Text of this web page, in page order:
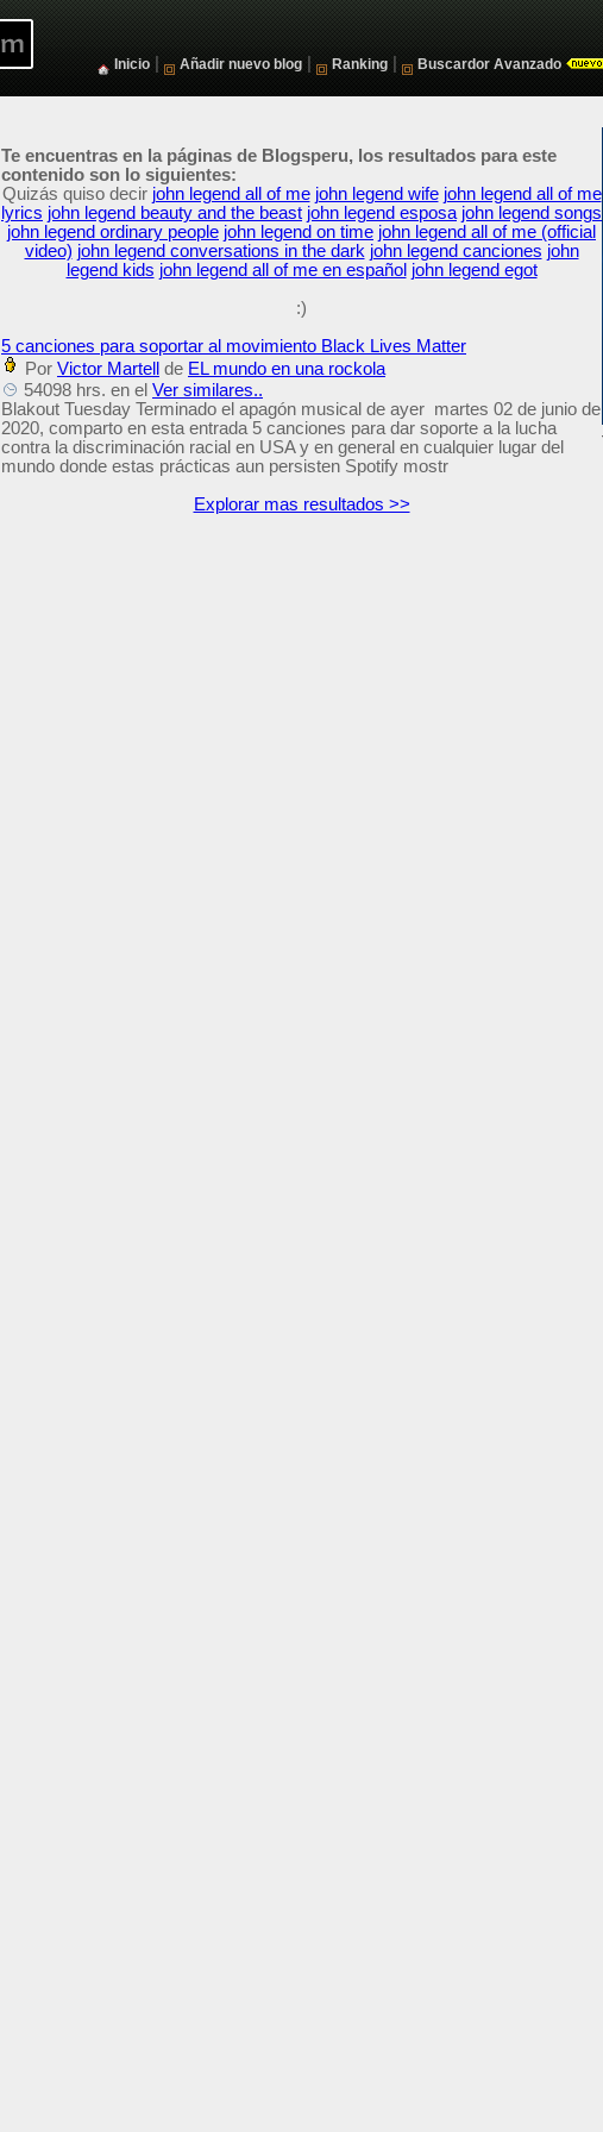
Inicio Añadir nuevo blog Ranking Buscardor Avanzado
Te encuentras en la páginas de Blogsperu, los resultados para este
contenido son lo siguientes:
Quizás quiso decir john legend all of me john legend wife john legend all of me
lyrics john legend beauty and the beast john legend esposa john legend songs
john legend ordinary people john legend on time john legend all of me (official
video) john legend conversations in the dark john legend canciones john
legend kids john legend all of me en español john legend egot
:)
5 canciones para soportar al movimiento Black Lives Matter
Por Victor Martell de EL mundo en una rockola
54098 hrs. en el Ver similares..
Blakout Tuesday Terminado el apagón musical de ayer martes 02 de junio de
2020, comparto en esta entrada 5 canciones para dar soporte a la lucha
contra la discriminación racial en USA y en general en cualquier lugar del
mundo donde estas prácticas aun persisten Spotify mostr
Explorar mas resultados >>